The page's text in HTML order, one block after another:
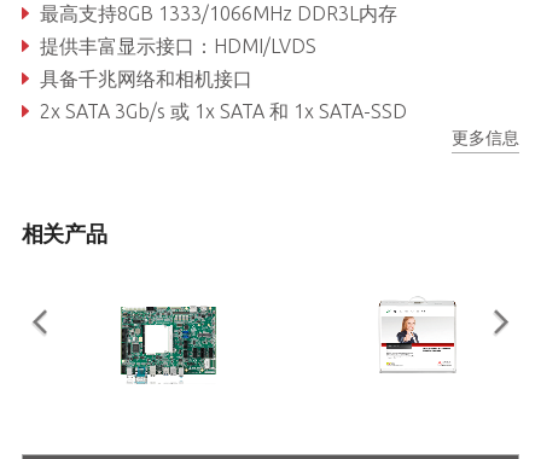
最高支持8GB 1333/1066MHz DDR3L内存
提供丰富显示接口：HDMI/LVDS
具备千兆网络和相机接口
2x SATA 3Gb/s 或 1x SATA 和 1x SATA-SSD
更多信息
相关产品